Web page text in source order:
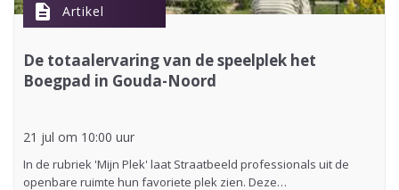
description Artikel
De totaalervaring van de speelplek het
Boegpad in Gouda-Noord
21 jul om 10:00 uur
In de rubriek 'Mijn Plek' laat Straatbeeld professionals uit de
openbare ruimte hun favoriete plek zien. Deze…